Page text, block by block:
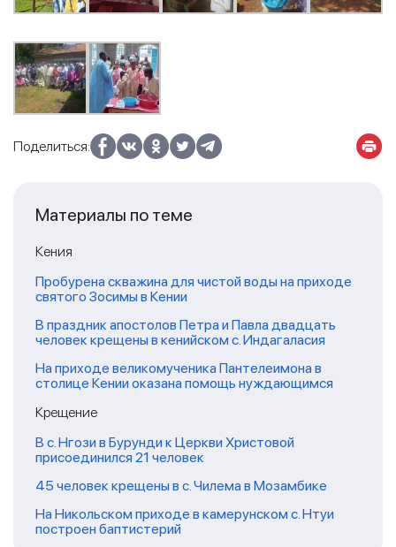
Поделиться:
Материалы по теме
Кения
Пробурена скважина для чистой воды на приходе
святого Зосимы в Кении
В праздник апостолов Петра и Павла двадцать
человек крещены в кенийском с. Индагаласия
На приходе великомученика Пантелеимона в
столице Кении оказана помощь нуждающимся
Крещение
В с. Нгози в Бурунди к Церкви Христовой
присоединился 21 человек
45 человек крещены в с. Чилема в Мозамбике
На Никольском приходе в камерунском с. Нтуи
построен баптистерий